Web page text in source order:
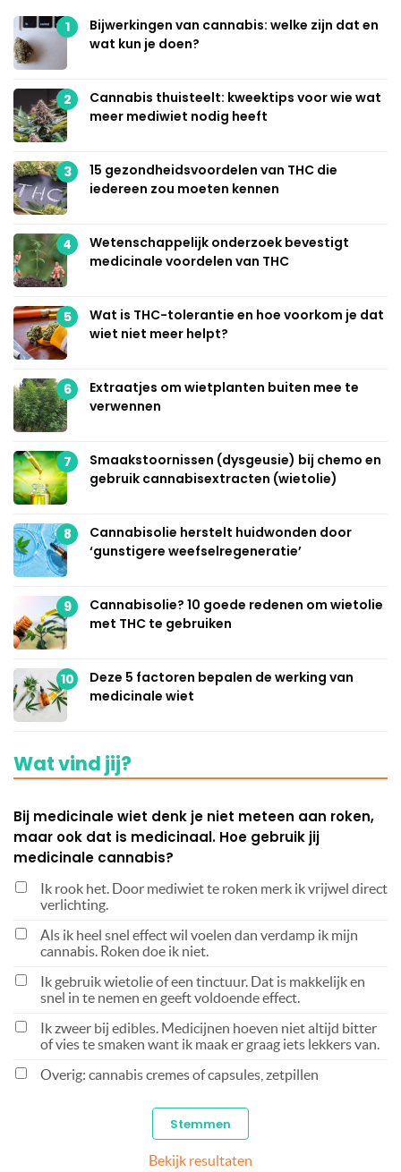
1
Bijwerkingen van cannabis: welke zijn dat en
wat kun je doen?
2
Cannabis thuisteelt: kweektips voor wie wat
meer mediwiet nodig heeft
3
15 gezondheidsvoordelen van THC die
iedereen zou moeten kennen
4
Wetenschappelijk onderzoek bevestigt
medicinale voordelen van THC
5
Wat is THC-tolerantie en hoe voorkom je dat
wiet niet meer helpt?
6
Extraatjes om wietplanten buiten mee te
verwennen
7
Smaakstoornissen (dysgeusie) bij chemo en
gebruik cannabisextracten (wietolie)
8
Cannabisolie herstelt huidwonden door
‘gunstigere weefselregeneratie’
9
Cannabisolie? 10 goede redenen om wietolie
met THC te gebruiken
10
Deze 5 factoren bepalen de werking van
medicinale wiet
Wat vind jij?
Bij medicinale wiet denk je niet meteen aan roken,
maar ook dat is medicinaal. Hoe gebruik jij
medicinale cannabis?
Ik rook het. Door mediwiet te roken merk ik vrijwel direct
verlichting.
Als ik heel snel effect wil voelen dan verdamp ik mijn
cannabis. Roken doe ik niet.
Ik gebruik wietolie of een tinctuur. Dat is makkelijk en
snel in te nemen en geeft voldoende effect.
Ik zweer bij edibles. Medicijnen hoeven niet altijd bitter
of vies te smaken want ik maak er graag iets lekkers van.
Overig: cannabis cremes of capsules, zetpillen
Bekijk resultaten